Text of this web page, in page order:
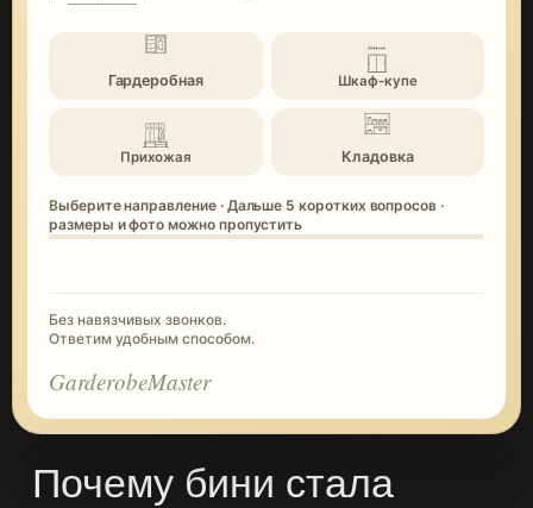
Гардеробная Шкаф-купе
Прихожая Кладовка
Выберите направление · Дальше 5 коротких вопросов ·
размеры и фото можно пропустить
Без навязчивых звонков.
Ответим удобным способом.
GarderobeMaster
Почему бини стала